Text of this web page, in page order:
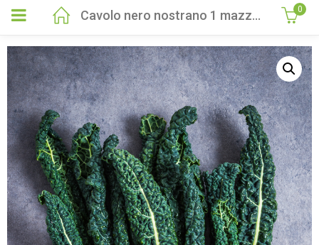
Cavolo nero nostrano 1 mazzo 550gr circa 0